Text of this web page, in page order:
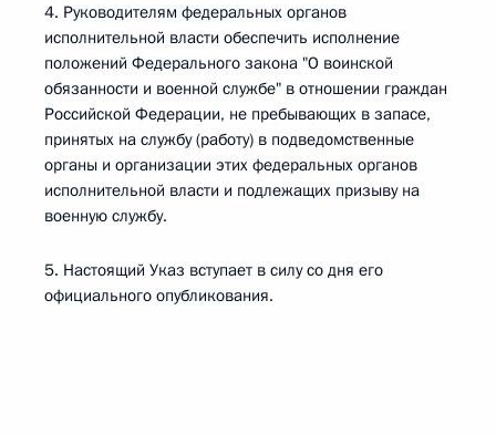
4. Руководителям федеральных органов
исполнительной власти обеспечить исполнение
положений Федерального закона "О воинской
обязанности и военной службе" в отношении граждан
Российской Федерации, не пребывающих в запасе,
принятых на службу (работу) в подведомственные
органы и организации этих федеральных органов
исполнительной власти и подлежащих призыву на
военную службу.
5. Настоящий Указ вступает в силу со дня его
официального опубликования.